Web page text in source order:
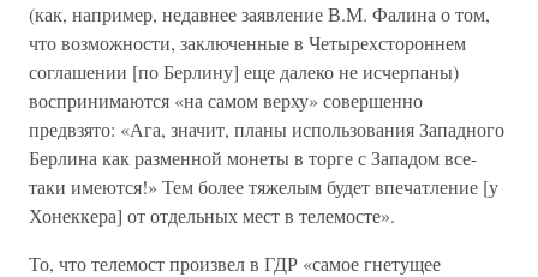
(как, например, недавнее заявление В.М. Фалина о том,
что возможности, заключенные в Четырехстороннем
соглашении [по Берлину] еще далеко не исчерпаны)
воспринимаются «на самом верху» совершенно
предвзято: «Ага, значит, планы использования Западного
Берлина как разменной монеты в торге с Западом все-
таки имеются!» Тем более тяжелым будет впечатление [у
Хонеккера] от отдельных мест в телемосте».
То, что телемост произвел в ГДР «самое гнетущее